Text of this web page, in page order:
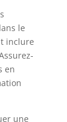
le
inclure
en
une